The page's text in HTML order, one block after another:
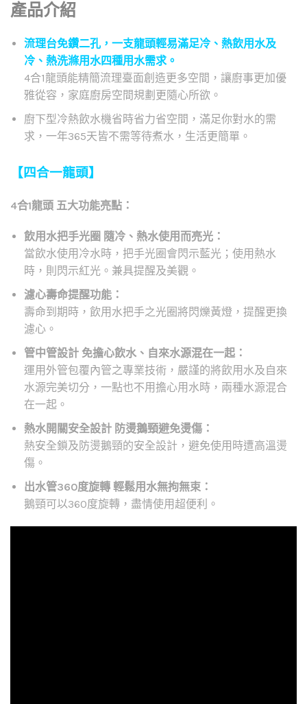
產品介紹
流理台免鑽二孔，一支龍頭輕易滿足冷、熱飲用水及
冷、熱洗滌用水四種用水需求。
4合1龍頭能精簡流理臺面創造更多空間，讓廚事更加優
雅從容，家庭廚房空間規劃更隨心所欲。
廚下型冷熱飲水機省時省力省空間，滿足你對水的需
求，一年365天皆不需等待煮水，生活更簡單。
【四合一龍頭】
4合1龍頭 五大功能亮點：
飲用水把手光圈 隨冷、熱水使用而亮光：
當飲水使用冷水時，把手光圈會閃示藍光；使用熱水
時，則閃示紅光。兼具提醒及美觀。
濾心壽命提醒功能：
壽命到期時，飲用水把手之光圈將閃爍黃燈，提醒更換
濾心。
管中管設計 免擔心飲水、自來水源混在一起：
運用外管包覆內管之專業技術，嚴謹的將飲用水及自來
水源完美切分，一點也不用擔心用水時，兩種水源混合
在一起。
熱水開關安全設計 防燙鵝頸避免燙傷：
熱安全鎖及防燙鵝頸的安全設計，避免使用時遭高溫燙
傷。
出水管360度旋轉 輕鬆用水無拘無束：
鵝頸可以360度旋轉，盡情使用超便利。